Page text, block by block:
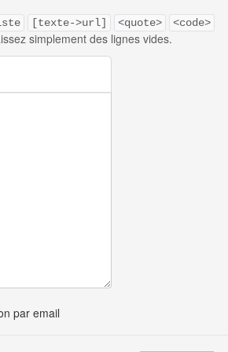
[texte->url] <quote> <code>
simplement des lignes vides.
par email